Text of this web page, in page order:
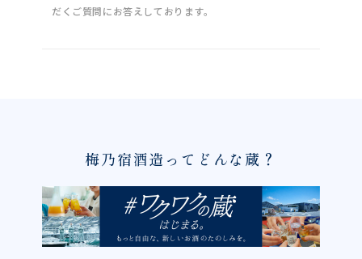
だくご質問にお答えしております。
梅乃宿酒造ってどんな蔵？